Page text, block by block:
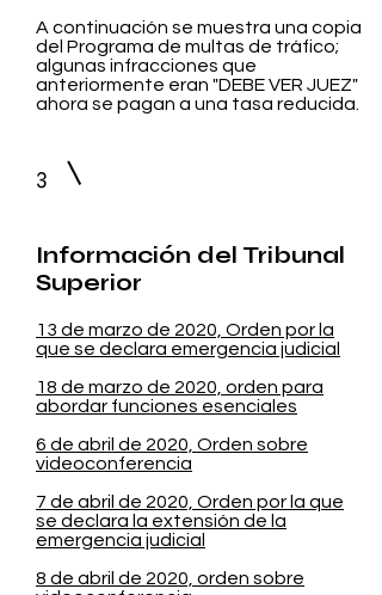
A continuación se muestra una copia
del Programa de multas de tráfico;
algunas infracciones que
anteriormente eran "DEBE VER JUEZ"
ahora se pagan a una tasa reducida.
3
Información del Tribunal
Superior
13 de marzo de 2020, Orden por la
que se declara emergencia judicial
18 de marzo de 2020, orden para
abordar funciones esenciales
6 de abril de 2020, Orden sobre
videoconferencia
7 de abril de 2020, Orden por la que
se declara la extensión de la
emergencia judicial
8 de abril de 2020, orden sobre